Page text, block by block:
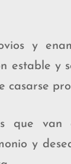
y
estable y
casarse
que van
y